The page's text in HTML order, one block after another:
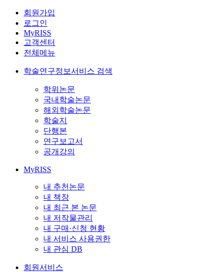
회원가입
로그인
MyRISS
고객센터
전체메뉴
학술연구정보서비스 검색
학위논문
국내학술논문
해외학술논문
학술지
단행본
연구보고서
공개강의
MyRISS
내 추천논문
내 책장
내 최근 본 논문
내 저작물관리
내 구매·신청 현황
내 서비스 사용권한
내 관심 DB
회원서비스